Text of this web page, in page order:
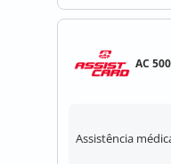
AC
Assistência